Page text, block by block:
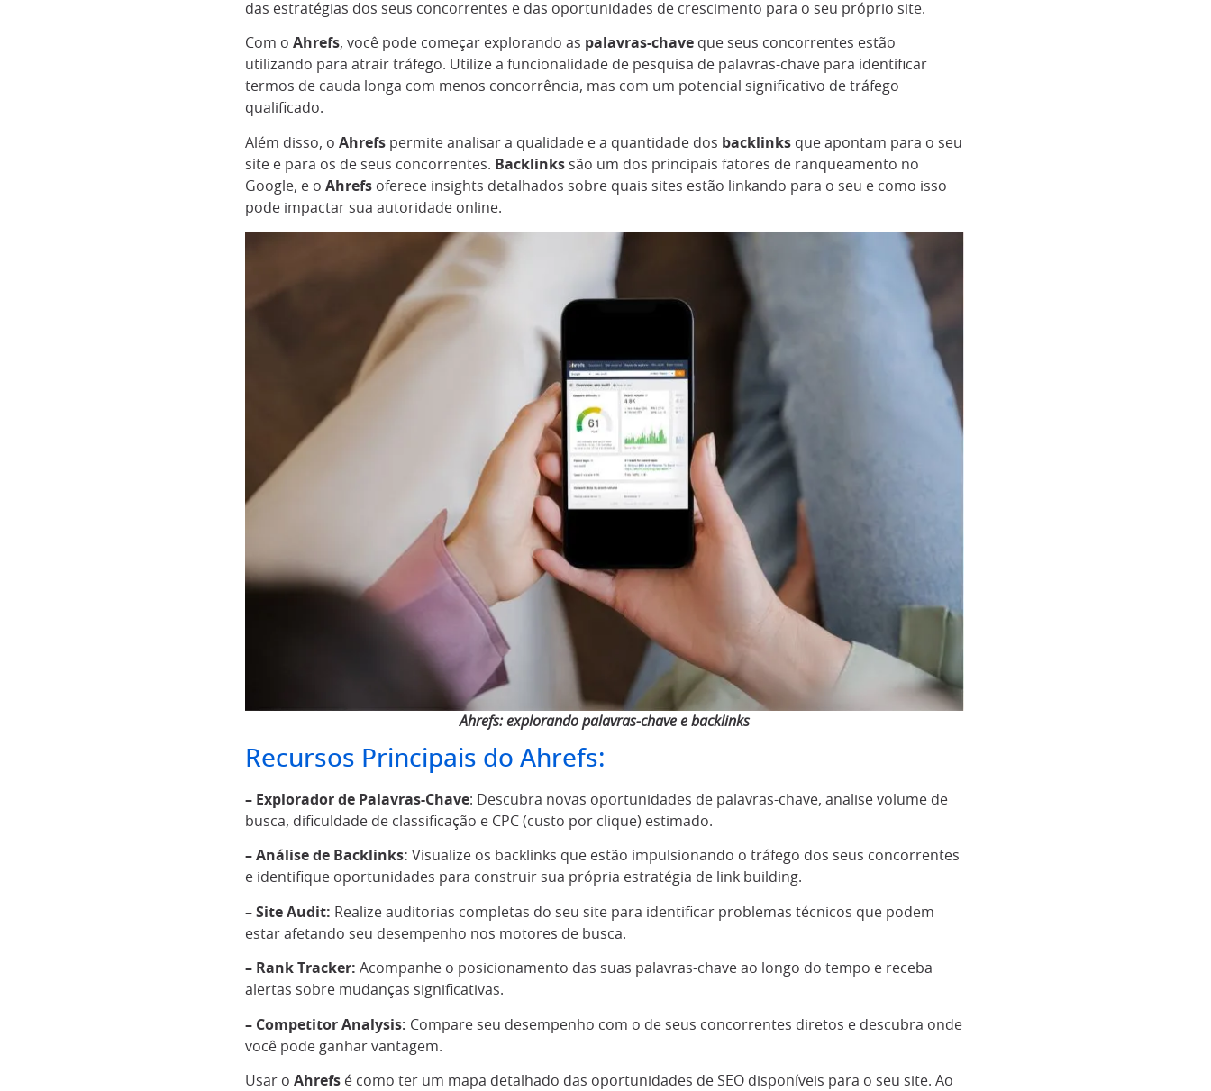
das estratégias dos seus concorrentes e das oportunidades de crescimento para o seu próprio site.
Com o Ahrefs, você pode começar explorando as palavras-chave que seus concorrentes estão
utilizando para atrair tráfego. Utilize a funcionalidade de pesquisa de palavras-chave para identificar
termos de cauda longa com menos concorrência, mas com um potencial significativo de tráfego
qualificado.
Além disso, o Ahrefs permite analisar a qualidade e a quantidade dos backlinks que apontam para o seu
site e para os de seus concorrentes. Backlinks são um dos principais fatores de ranqueamento no
Google, e o Ahrefs oferece insights detalhados sobre quais sites estão linkando para o seu e como isso
pode impactar sua autoridade online.
Ahrefs: explorando palavras-chave e backlinks
Recursos Principais do Ahrefs:
– Explorador de Palavras-Chave: Descubra novas oportunidades de palavras-chave, analise volume de
busca, dificuldade de classificação e CPC (custo por clique) estimado.
– Análise de Backlinks: Visualize os backlinks que estão impulsionando o tráfego dos seus concorrentes
e identifique oportunidades para construir sua própria estratégia de link building.
– Site Audit: Realize auditorias completas do seu site para identificar problemas técnicos que podem
estar afetando seu desempenho nos motores de busca.
– Rank Tracker: Acompanhe o posicionamento das suas palavras-chave ao longo do tempo e receba
alertas sobre mudanças significativas.
– Competitor Analysis: Compare seu desempenho com o de seus concorrentes diretos e descubra onde
você pode ganhar vantagem.
Usar o Ahrefs é como ter um mapa detalhado das oportunidades de SEO disponíveis para o seu site. Ao